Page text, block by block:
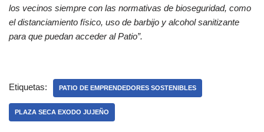
los vecinos siempre con las normativas de bioseguridad, como
el distanciamiento físico, uso de barbijo y alcohol sanitizante
para que puedan acceder al Patio”.
Etiquetas: PATIO DE EMPRENDEDORES SOSTENIBLES
PLAZA SECA EXODO JUJEÑO